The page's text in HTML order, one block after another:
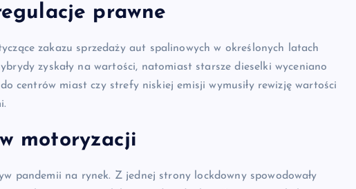
prawne
zakazu sprzedaży aut spalinowych w określonych latach
zyskały na wartości, natomiast starsze dieselki wyceniano
centrów miast czy strefy niskiej emisji wymusiły rewizję wartości
motoryzacji
pandemii na rynek. Z jednej strony lockdowny spowodowały